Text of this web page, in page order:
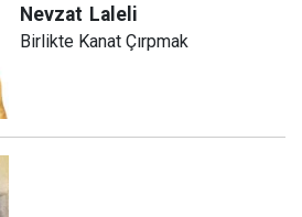
Nevzat Laleli
Birlikte Kanat Çırpmak